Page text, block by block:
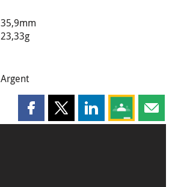
35,9mm
23,33g
Argent
Partager cette page sur
Partager cette page sur X
Partager cette
Partagez